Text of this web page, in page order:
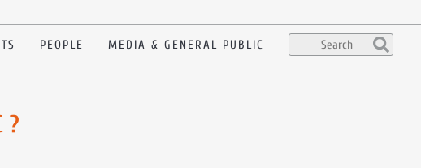
PEOPLE MEDIA & GENERAL PUBLIC
?